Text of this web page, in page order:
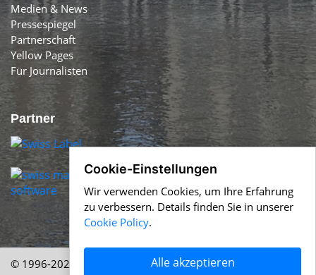
Medien & News
Pressespiegel
Partnerschaft
Yellow Pages
Für Journalisten
Partner
© 1996-2026 Swiss-Press.com & Help.ch Über uns
Cookie-Einstellungen
Wir verwenden Cookies, um Ihre Erfahrung
zu verbessern. Details finden Sie in unserer
Cookie Policy.
Alle akzeptieren